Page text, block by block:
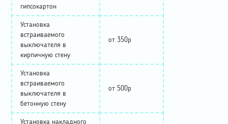
гипсокартон
Установка
встраиваемого
выключателя в
кирпичную стену
от 350р
Установка
встраиваемого
выключателя в
бетонную стену
от 500р
Установка накладного